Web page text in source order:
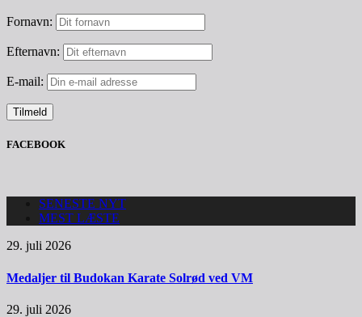
Fornavn:
Efternavn:
E-mail:
FACEBOOK
SENESTE NYT
MEST LÆSTE
29. juli 2026
Medaljer til Budokan Karate Solrød ved VM
29. juli 2026